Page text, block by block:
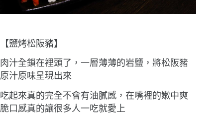
【鹽烤松阪豬】
肉汁全鎖在裡頭了，一層薄薄的岩鹽，將松阪豬
原汁原味呈現出來
吃起來真的完全不會有油膩感，在嘴裡的嫩中爽
脆口感真的讓很多人一吃就愛上